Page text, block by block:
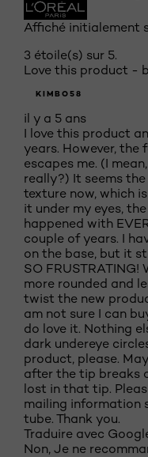
Affiché initialement
3 étoile(s) sur 5.
Love this product -
KIMBO58
il y a 5 ans
I love this product
years. However,
escapes me. (I
really?) It seems
texture now, which
it under my eyes,
happened with
couple of years. I
on the base, but it
SO
more rounded and
twist the new
am not sure I can
do love it. Nothing
dark undereye
product, please.
after the tip breaks
lost in that tip.
mailing information
tube. Thank you.
Traduire avec
Non, Je ne